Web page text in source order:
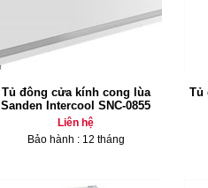
Tủ đông cửa kính cong lùa
Sanden Intercool SNC-0855
Liên hệ
Bảo hành : 12 tháng
Tủ